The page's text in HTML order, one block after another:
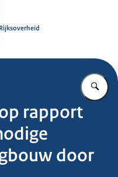
Rijksoverheid
rapport
door